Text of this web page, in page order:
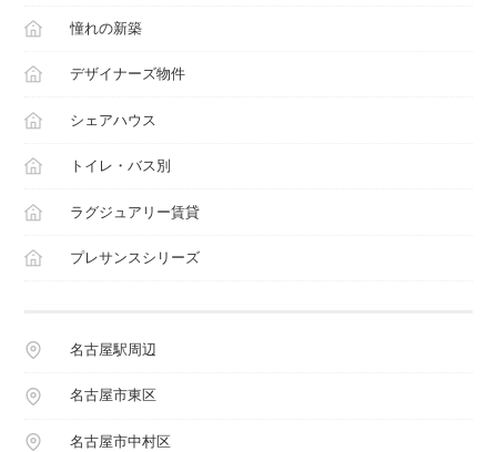
憧れの新築
デザイナーズ物件
シェアハウス
トイレ・バス別
ラグジュアリー賃貸
プレサンスシリーズ
名古屋駅周辺
名古屋市東区
名古屋市中村区